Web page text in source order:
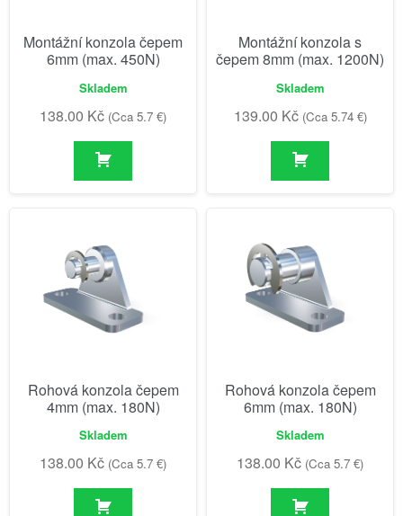
Montážní konzola čepem
6mm (max. 450N)
Skladem
138.00 Kč (Cca 5.7 €)
Montážní konzola s
čepem 8mm (max. 1200N)
Skladem
139.00 Kč (Cca 5.74 €)
Rohová konzola čepem
4mm (max. 180N)
Skladem
138.00 Kč (Cca 5.7 €)
Rohová konzola čepem
6mm (max. 180N)
Skladem
138.00 Kč (Cca 5.7 €)